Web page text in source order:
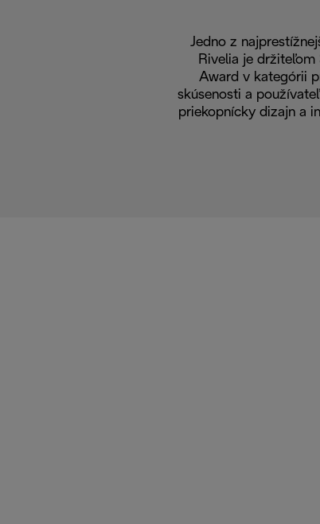
Jedno z
Rivelia je
Award v kategórii
skúsenosti a
priekopnícky dizajn a